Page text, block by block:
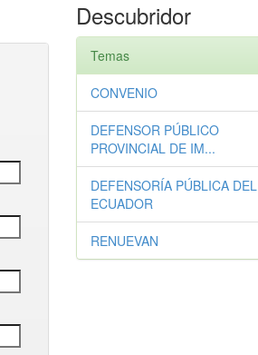
Descubridor
Temas
CONVENIO
DEFENSOR PÚBLICO
PROVINCIAL DE IM...
DEFENSORÍA PÚBLICA DEL
ECUADOR
RENUEVAN